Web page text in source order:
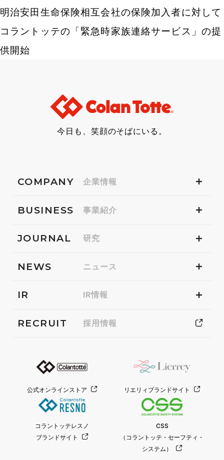
明治安田生命保険相互会社の保険加入者に対して
コラントッテの「緊急時家族連絡サービス」の提
供開始
今日も、笑顔のそばにいる。
COMPANY 企業情報
BUSINESS 事業紹介
JOURNAL 研究
NEWS ニュース
IR IR情報
RECRUIT 採用情報
公式オンラインストア リエリィブランドサイト
コラントッテレスノ
ブランドサイト
CSS
（コラントッテ・セーフティ・
システム）